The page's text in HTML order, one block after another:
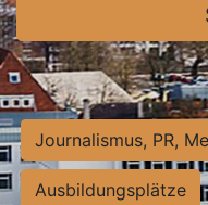
Journalismus, PR,
Ausbildungsplätze